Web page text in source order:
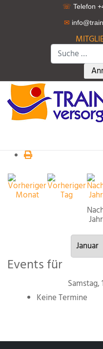
☏ Telefon
✉
Suchen
Jahr
Events für
Samstag,
Keine Termine